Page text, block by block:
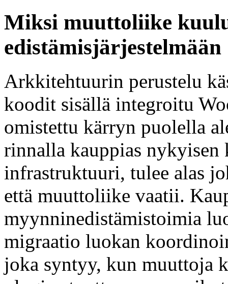
Miksi muuttoliike
edistämisjärjestelmään
Arkkitehtuurin perustelu
koodit sisällä integroitu
omistettu kärryn puolella
rinnalla kauppias
infrastruktuuri, tulee alas
että muuttoliike vaatii.
myynninedistämistoimia
migraatio luokan
joka syntyy, kun muuttoja